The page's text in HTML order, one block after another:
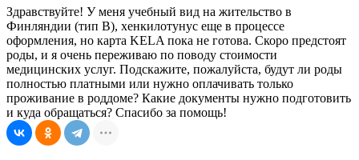
Здравствуйте! У меня учебный вид на жительство в
Финляндии (тип B), хенкилотунус еще в процессе
оформления, но карта KELA пока не готова. Скоро предстоят
роды, и я очень переживаю по поводу стоимости
медицинских услуг. Подскажите, пожалуйста, будут ли роды
полностью платными или нужно оплачивать только
проживание в роддоме? Какие документы нужно подготовить
и куда обращаться? Спасибо за помощь!